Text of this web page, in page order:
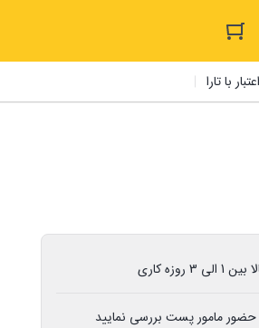
با تارا
کاری
حضور مامور پست بررسی نمایید